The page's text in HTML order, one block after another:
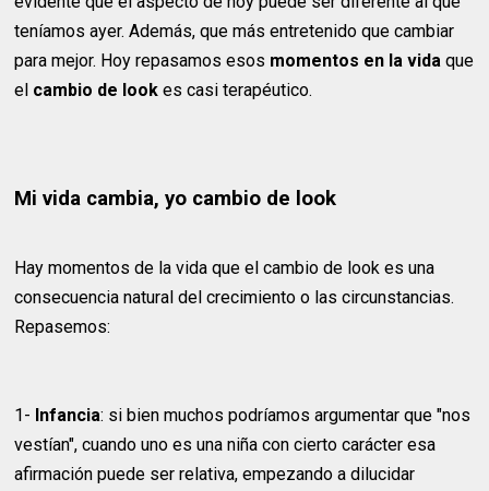
teníamos ayer. Además, que más entretenido que cambiar
para mejor. Hoy repasamos esos momentos en la vida que
el cambio de look es casi terapéutico.
Mi vida cambia, yo cambio de look
Hay momentos de la vida que el cambio de look es una
consecuencia natural del crecimiento o las circunstancias.
Repasemos:
1- Infancia: si bien muchos podríamos argumentar que "nos
vestían", cuando uno es una niña con cierto carácter esa
afirmación puede ser relativa, empezando a dilucidar